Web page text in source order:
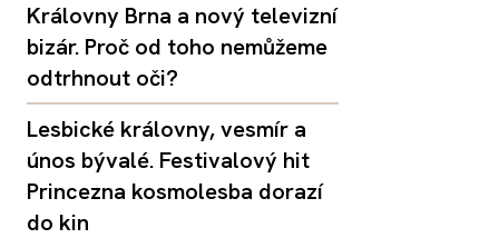
Královny Brna a nový televizní
bizár. Proč od toho nemůžeme
odtrhnout oči?
Lesbické královny, vesmír a
únos bývalé. Festivalový hit
Princezna kosmolesba dorazí
do kin